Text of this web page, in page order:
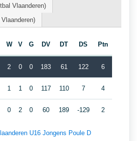
Vlaanderen)
W V G DV DT DS Ptn
2 0 0 183 61 122 6
1 1 0 117 110 7 4
0 2 0 60 189 -129 2
U16 Jongens Poule D